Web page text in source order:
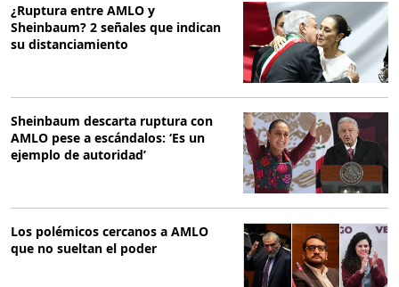
¿Ruptura entre AMLO y
Sheinbaum? 2 señales que indican
su distanciamiento
Sheinbaum descarta ruptura con
AMLO pese a escándalos: ‘Es un
ejemplo de autoridad’
Los polémicos cercanos a AMLO
que no sueltan el poder